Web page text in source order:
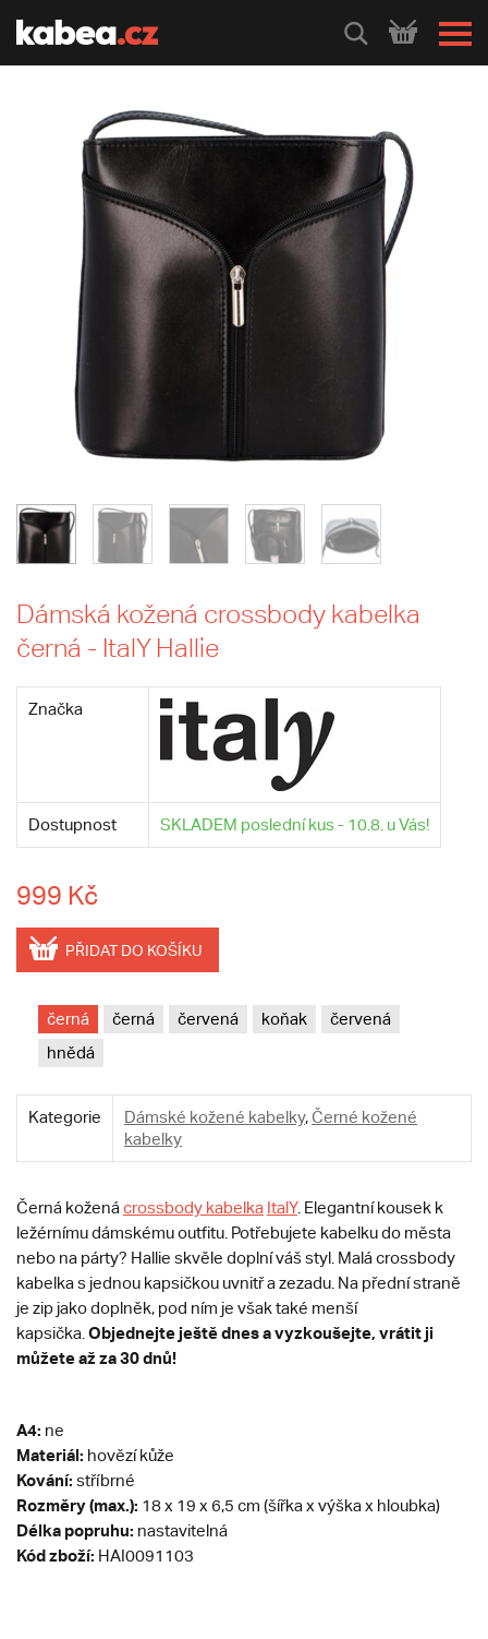
HLEDEJ
Dámská kožená crossbody kabelka
černá - ItalY Hallie
Značka
Dostupnost SKLADEM poslední kus - 10.8. u Vás!
999 Kč
PŘIDAT DO KOŠÍKU
černá černá červená koňak
červená
hnědá
Kategorie Dámské kožené kabelky,Černé kožené
kabelky
Černá kožená crossbody kabelka ItalY. Elegantní kousek k
ležérnímu dámskému outfitu. Potřebujete kabelku do města
nebo na párty? Hallie skvěle doplní váš styl. Malá crossbody
kabelka s jednou kapsičkou uvnitř a zezadu. Na přední straně
je zip jako doplněk, pod ním je však také menší
kapsička. Objednejte ještě dnes a vyzkoušejte, vrátit ji
můžete až za 30 dnů!
A4: ne
Materiál: hovězí kůže
Kování: stříbrné
Rozměry (max.): 18 x 19 x 6,5 cm (šířka x výška x hloubka)
Délka popruhu: nastavitelná
Kód zboží: HAI0091103